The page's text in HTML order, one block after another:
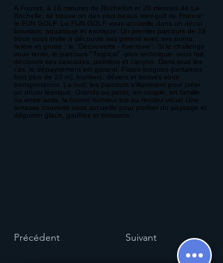
A Fouras, à 10 minutes de Rochefort et 20 minutes de La
Rochelle, se trouve un des plus beaux mini-golf de France:
le FUN GOLF. Le FUN GOLF vous accueille dans un décor
luxuriant, aquatique et exotique. Un premier parcours de 18
trous vous invite à découvrir ses greens avec ses ponts,
rivière et grotte : le "Découverte - Aventure". Si le challenge
vous tente, le parcours "Tropical" -plus technique- vous fait
découvrir ses cascades, palmiers et canyon. Dans tous les
cas, le dépaysement est garanti. Pistes longues (certaines
font plus de 20 m), bunkers, dévers et bosses vous
transporteront. La nuit, les parcours s'illuminent pour créer
un décor féerique. Grands ou petits, en couple, en famille
ou entre amis, la bonne humeur est au rendez-vous! Une
terrasse couverte vous accueille pour profiter du paysage et
déguster glace, gaufres et boissons
Précédent Suivant